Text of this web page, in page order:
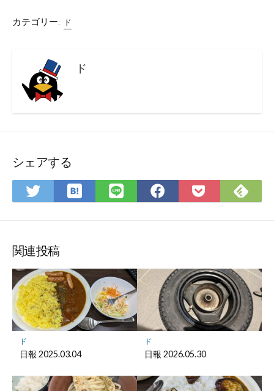
カテゴリー: ド
ド
シェアする
Twitter
で
ア
は
て
マ
ー
ク
に
保
存
LINE
で
Facebook
で
Pocket
に
で
関連投稿
ド
日報 2025.03.04
ド
日報 2026.05.30